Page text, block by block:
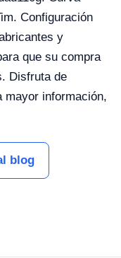
Configuración
y
que su compra
Disfruta de
mayor información,
blog